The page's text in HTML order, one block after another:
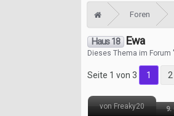
Foren
Haus 18 Ewa
Dieses Thema im Forum "
Seite 1 von 3 1 2
von Freaky20 9.